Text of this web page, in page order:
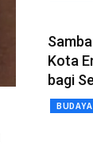
Kota
bagi
BUDAYA